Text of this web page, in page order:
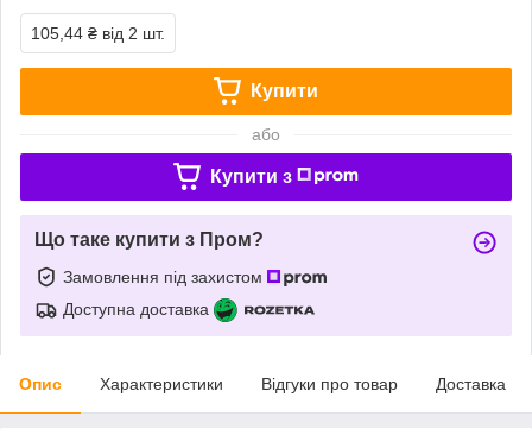
105,44 ₴ від 2 шт.
Купити
або
Купити з
Що таке купити з Пром?
Замовлення під захистом
Доступна доставка
Опис Характеристики Відгуки про товар Доставка